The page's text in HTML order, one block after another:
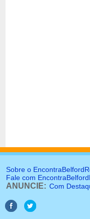
Sobre o
Fale com
ANUNCIE: Com